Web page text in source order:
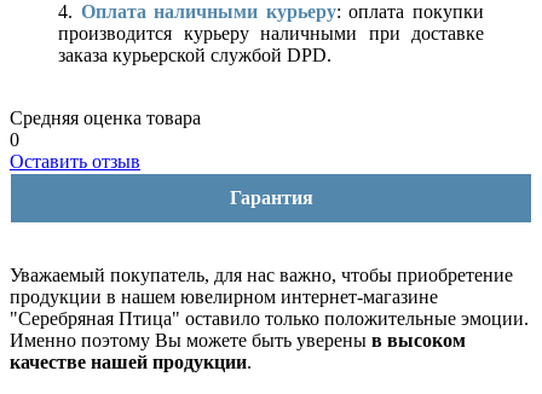
4. Оплата наличными курьеру: оплата покупки
производится курьеру наличными при доставке
заказа курьерской службой DPD.
Средняя оценка товара
0
Оставить отзыв
Гарантия
Уважаемый покупатель, для нас важно, чтобы приобретение
продукции в нашем ювелирном интернет-магазине
"Серебряная Птица" оставило только положительные эмоции.
Именно поэтому Вы можете быть уверены в высоком
качестве нашей продукции.